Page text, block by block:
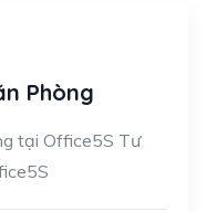
Phòng
tại Office5S Tư